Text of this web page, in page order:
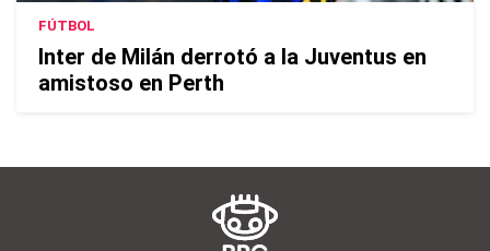
FÚTBOL
Inter de Milán derrotó a la Juventus en
amistoso en Perth